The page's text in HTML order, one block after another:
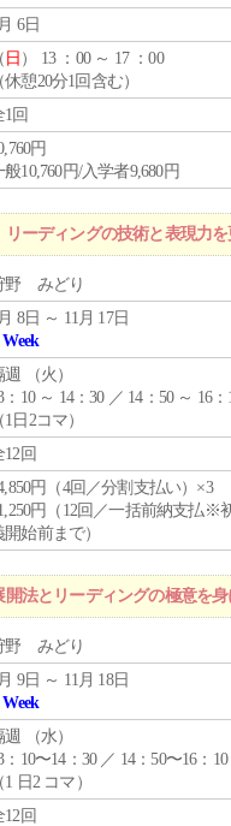
6日
日 ） 13 ：00 ～ 17 ：00
休憩20分1回含む）
1回
円
般10,760円/入学者9,680円
ーディングの技術と表現力
野 みどり
8日 ～ 11月 17日
週 （火 ）
：10 ～ 14：30 ／ 14：50 ～ 16：
1日2コマ）
12回
円（4回／分割支払い）×3
円（12回／一括前納支払※
開始前まで）
法とリーディングの極意を身
野 みどり
9日 ～ 11月 18日
週 （水）
：10〜14：30 ／ 14：50〜16：10
1 日2 コマ）
12回